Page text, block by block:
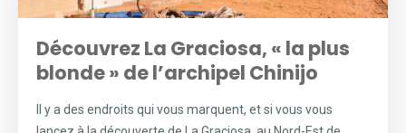
Découvrez La Graciosa, « la plus
blonde » de l’archipel Chinijo
Il y a des endroits qui vous marquent, et si vous vous